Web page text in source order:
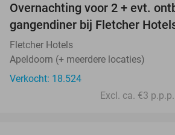
Overnachting voor 2 + evt.
gangendiner bij Fletcher
Fletcher Hotels
Apeldoorn (+ meerdere locaties)
Verkocht: 18.524
Excl. ca. €3